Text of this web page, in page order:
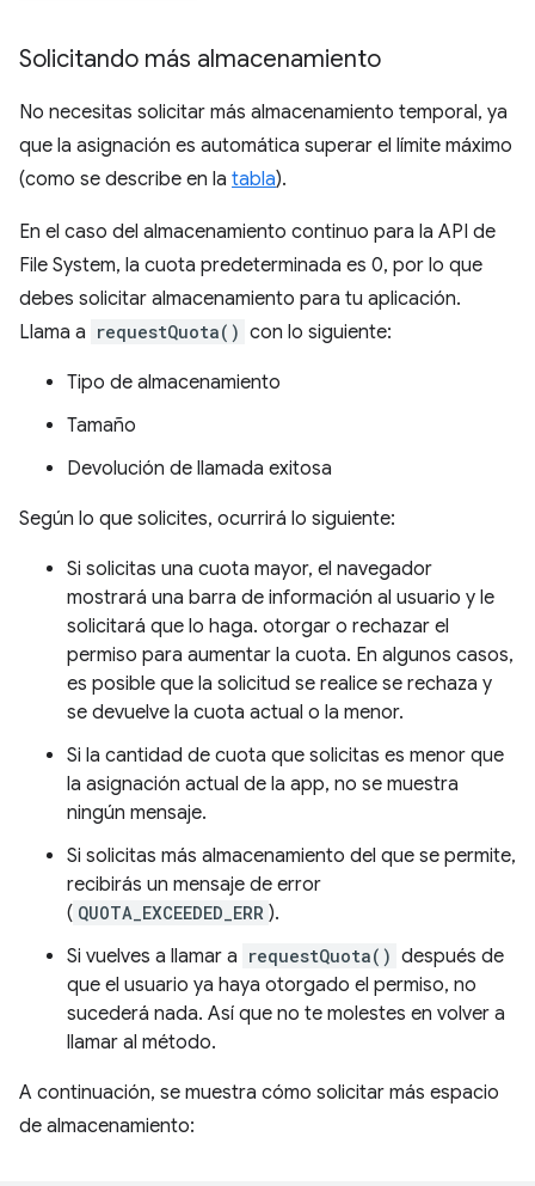
Solicitando más almacenamiento
No necesitas solicitar más almacenamiento temporal, ya
que la asignación es automática superar el límite máximo
(como se describe en la tabla).
En el caso del almacenamiento continuo para la API de
File System, la cuota predeterminada es 0, por lo que
debes solicitar almacenamiento para tu aplicación.
Llama a requestQuota() con lo siguiente:
Tipo de almacenamiento
Tamaño
Devolución de llamada exitosa
Según lo que solicites, ocurrirá lo siguiente:
Si solicitas una cuota mayor, el navegador
mostrará una barra de información al usuario y le
solicitará que lo haga. otorgar o rechazar el
permiso para aumentar la cuota. En algunos casos,
es posible que la solicitud se realice se rechaza y
se devuelve la cuota actual o la menor.
Si la cantidad de cuota que solicitas es menor que
la asignación actual de la app, no se muestra
ningún mensaje.
Si solicitas más almacenamiento del que se permite,
recibirás un mensaje de error
( QUOTA_EXCEEDED_ERR ).
Si vuelves a llamar a requestQuota() después de
que el usuario ya haya otorgado el permiso, no
sucederá nada. Así que no te molestes en volver a
llamar al método.
A continuación, se muestra cómo solicitar más espacio
de almacenamiento: